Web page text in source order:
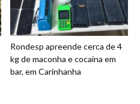
Rondesp apreende cerca de 4
kg de maconha e cocaína em
bar, em Carinhanha